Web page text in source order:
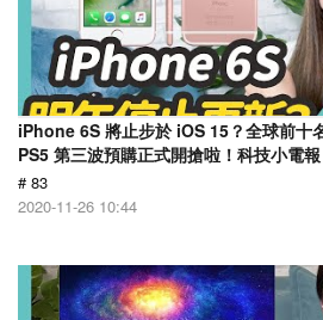
iPhone 6S 將止步於 iOS 15？全球前十
PS5 第三波預購正式開搶啦！科技小電
# 83
2020-11-26 10:44